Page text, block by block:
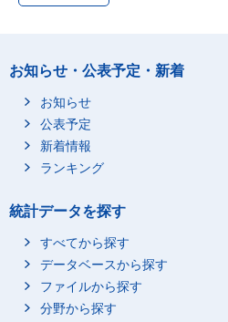
お知らせ・公表予定・新着
お知らせ
公表予定
新着情報
ランキング
統計データを探す
すべてから探す
データベースから探す
ファイルから探す
分野から探す